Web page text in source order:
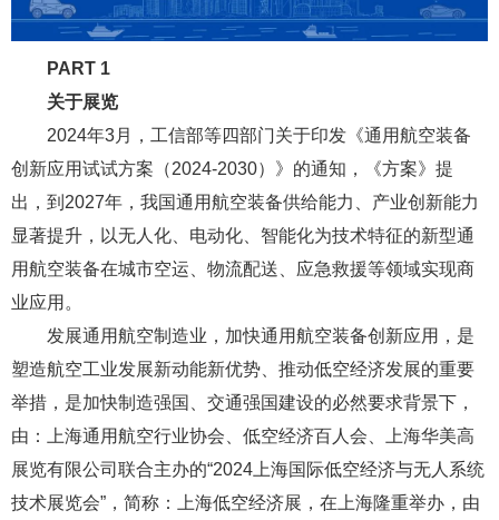
PART 1
关于展览
2024年3月，工信部等四部门关于印发《通用航空装备
创新应用试试方案（2024-2030）》的通知，《方案》提
出，到2027年，我国通用航空装备供给能力、产业创新能力
显著提升，以无人化、电动化、智能化为技术特征的新型通
用航空装备在城市空运、物流配送、应急救援等领域实现商
业应用。
发展通用航空制造业，加快通用航空装备创新应用，是
塑造航空工业发展新动能新优势、推动低空经济发展的重要
举措，是加快制造强国、交通强国建设的必然要求背景下，
由：上海通用航空行业协会、低空经济百人会、上海华美高
展览有限公司联合主办的“2024上海国际低空经济与无人系统
技术展览会”，简称：上海低空经济展，在上海隆重举办，由